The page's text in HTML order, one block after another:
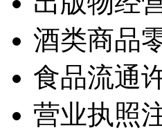
酒类商品
食品流通
营业执照